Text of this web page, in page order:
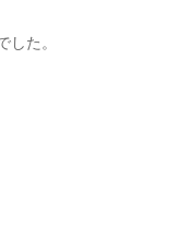
た。